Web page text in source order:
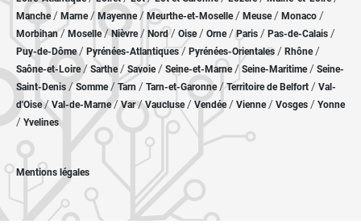
Manche/ Marne/ Mayenne/ Meurthe-et-Moselle/ Meuse/ Monaco /
Morbihan/ Moselle/ Nièvre / Nord/ Oise / Orne/Paris / Pas-de-Calais /
Puy-de-Dôme/ Pyrénées-Atlantiques / Pyrénées-Orientales / Rhône/
Saône-et-Loire/ Sarthe/ Savoie/ Seine-et-Marne/ Seine-Maritime/ Seine-
Saint-Denis /Somme/ Tarn / Tarn-et-Garonne/Territoire de Belfort / Val-
d'Oise/ Val-de-Marne/Var/Vaucluse/ Vendée/ Vienne/ Vosges / Yonne
/ Yvelines
Mentions légales